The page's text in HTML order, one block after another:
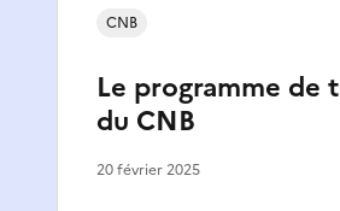
Le programme de
du CNB
CNB
20 février 2025